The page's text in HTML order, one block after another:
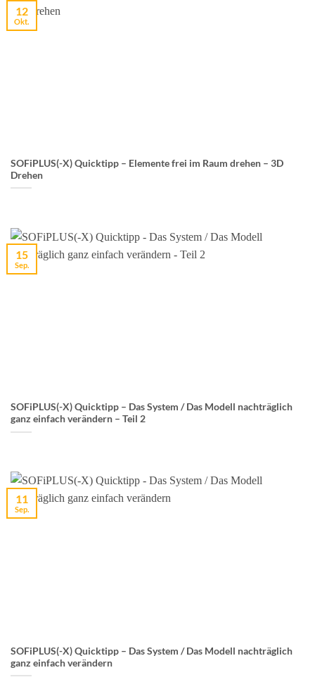
SOFiPLUS(-X) Quicktipp – Elemente frei im Raum drehen – 3D
Drehen
12
Okt.
SOFiPLUS(-X) Quicktipp – Das System / Das Modell nachträglich
ganz einfach verändern – Teil 2
15
Sep.
SOFiPLUS(-X) Quicktipp – Das System / Das Modell nachträglich
ganz einfach verändern
11
Sep.